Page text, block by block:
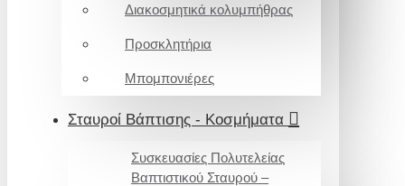
Διακοσμητικά κολυμπήθρας
Προσκλητήρια
Μπομπονιέρες
Σταυροί Βάπτισης - Κοσμήματα
Συσκευασίες Πολυτελείας
Βαπτιστικού Σταυρού –